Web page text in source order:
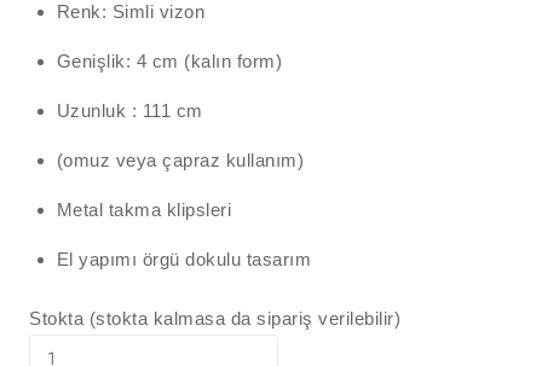
Renk: Simli vizon
Genişlik: 4 cm (kalın form)
Uzunluk : 111 cm
(omuz veya çapraz kullanım)
Metal takma klipsleri
El yapımı örgü dokulu tasarım
Stokta (stokta kalmasa da sipariş verilebilir)